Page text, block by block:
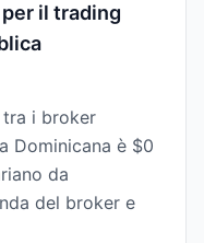
il trading
i broker
Dominicana è $0
da
del broker e